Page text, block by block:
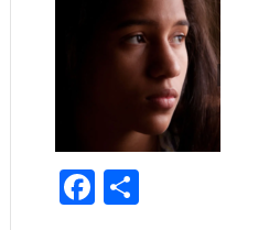
Facebook
Share